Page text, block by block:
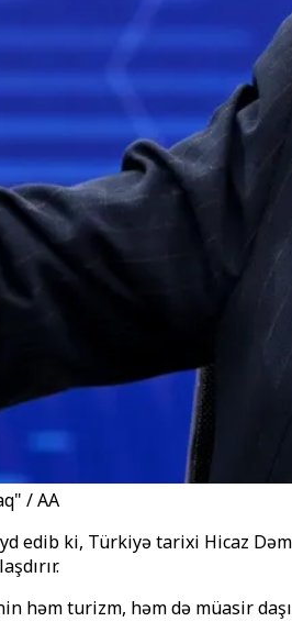
/ AA
ki, Türkiyə tarixi Hicaz
həm turizm, həm də müasir